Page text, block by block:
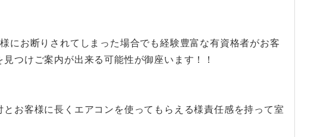
にお断りされてしまった場合でも経験豊富な有資格者がお客
つけご案内が出来る可能性が御座います！！
お客様に長くエアコンを使ってもらえる様責任感を持って室